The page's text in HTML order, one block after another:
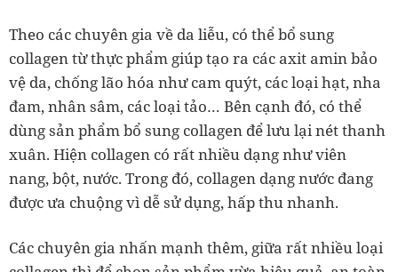
Theo các chuyên gia về da liễu, có thể bổ sung
collagen từ thực phẩm giúp tạo ra các axit amin bảo
vệ da, chống lão hóa như cam quýt, các loại hạt, nha
đam, nhân sâm, các loại tảo… Bên cạnh đó, có thể
dùng sản phẩm bổ sung collagen để lưu lại nét thanh
xuân. Hiện collagen có rất nhiều dạng như viên
nang, bột, nước. Trong đó, collagen dạng nước đang
được ưa chuộng vì dễ sử dụng, hấp thu nhanh.
Các chuyên gia nhấn mạnh thêm, giữa rất nhiều loại